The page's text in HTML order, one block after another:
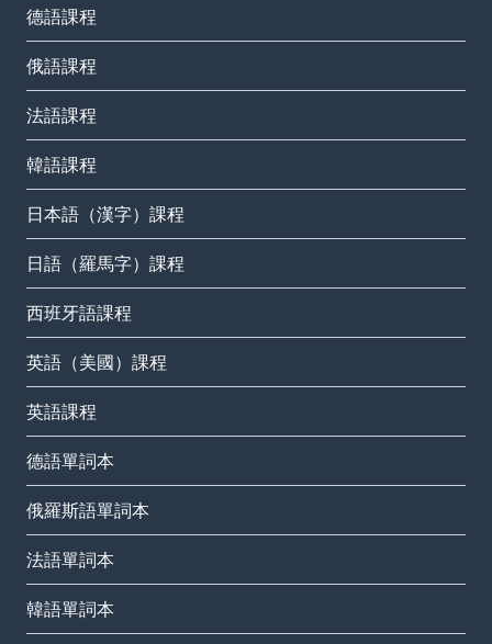
德語課程
俄語課程
法語課程
韓語課程
日本語（漢字）課程
日語（羅馬字）課程
西班牙語課程
英語（美國）課程
英語課程
德語單詞本
俄羅斯語單詞本
法語單詞本
韓語單詞本